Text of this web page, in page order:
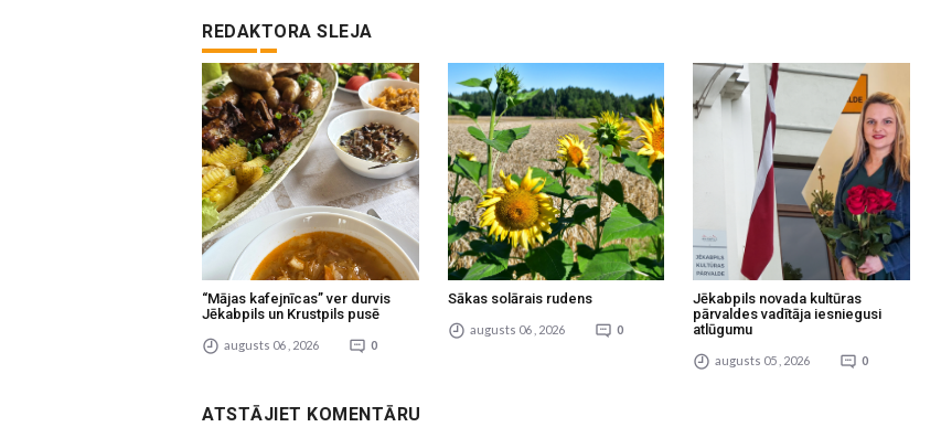
REDAKTORA SLEJA
“Mājas kafejnīcas” ver durvis
Jēkabpils un Krustpils pusē
augusts 06 , 2026 0
Sākas solārais rudens
augusts 06 , 2026 0
Jēkabpils novada kultūras
pārvaldes vadītāja iesniegusi
atlūgumu
augusts 05 , 2026 0
ATSTĀJIET KOMENTĀRU